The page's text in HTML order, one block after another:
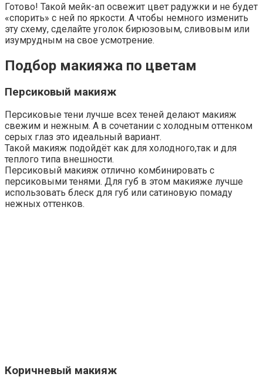
Готово! Такой мейк-ап освежит цвет радужки и не будет
«спорить» с ней по яркости. А чтобы немного изменить
эту схему, сделайте уголок бирюзовым, сливовым или
изумрудным на свое усмотрение.
Подбор макияжа по цветам
Персиковый макияж
Персиковые тени лучше всех теней делают макияж
свежим и нежным. А в сочетании с холодным оттенком
серых глаз это идеальный вариант.
Такой макияж подойдёт как для холодного,так и для
теплого типа внешности.
Персиковый макияж отлично комбинировать с
персиковыми тенями. Для губ в этом макияже лучше
использовать блеск для губ или сатиновую помаду
нежных оттенков.
Коричневый макияж